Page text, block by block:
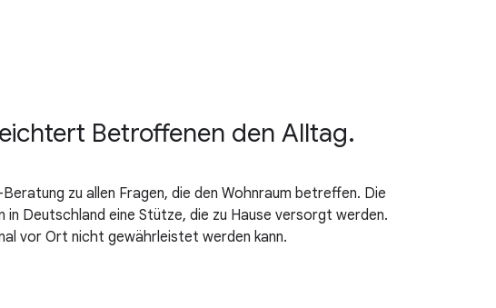
Betroffenen den Alltag.
zu allen Fragen, die den Wohnraum betreffen. Die
Deutschland eine Stütze, die zu Hause versorgt werden.
vor Ort nicht gewährleistet werden kann.